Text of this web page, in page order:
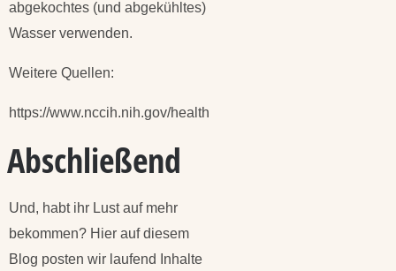
abgekochtes (und abgekühltes)
Wasser verwenden.
Weitere Quellen:
https://www.nccih.nih.gov/health
Abschließend
Und, habt ihr Lust auf mehr
bekommen? Hier auf diesem
Blog posten wir laufend Inhalte